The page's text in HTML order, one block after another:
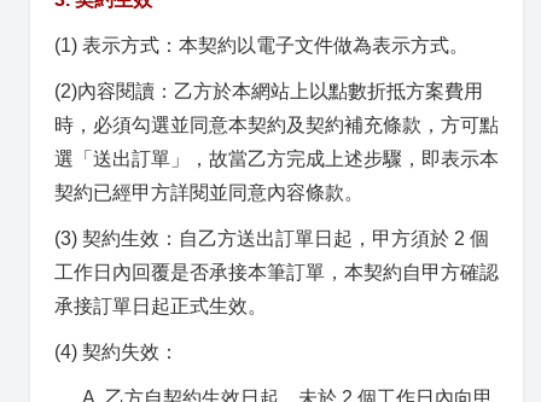
(1) 表示方式：本契約以電子文件做為表示方式。
(2)內容閱讀：乙方於本網站上以點數折抵方案費用
時，必須勾選並同意本契約及契約補充條款，方可點
選「送出訂單」，故當乙方完成上述步驟，即表示本
契約已經甲方詳閱並同意內容條款。
(3) 契約生效：自乙方送出訂單日起，甲方須於 2 個
工作日內回覆是否承接本筆訂單，本契約自甲方確認
承接訂單日起正式生效。
(4) 契約失效：
A. 乙方自契約生效日起，未於 2 個工作日內向甲